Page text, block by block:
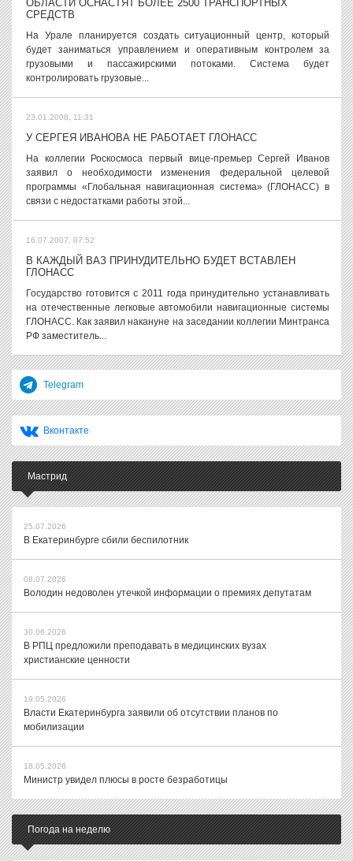
ОБЛАСТИ ОСНАСТЯТ БОЛЕЕ 2500 ТРАНСПОРТНЫХ
СРЕДСТВ
На Урале планируется создать ситуационный центр, который
будет заниматься управлением и оперативным контролем за
грузовыми и пассажирскими потоками. Система будет
контролировать грузовые...
23.01.2008, 11:31
У СЕРГЕЯ ИВАНОВА НЕ РАБОТАЕТ ГЛОНАСС
На коллегии Роскосмоса первый вице-премьер Сергей Иванов
заявил о необходимости изменения федеральной целевой
программы «Глобальная навигационная система» (ГЛОНАСС) в
связи с недостатками работы этой...
16.07.2007, 07:52
В КАЖДЫЙ ВАЗ ПРИНУДИТЕЛЬНО БУДЕТ ВСТАВЛЕН
ГЛОНАСС
Государство готовится с 2011 года принудительно устанавливать
на отечественные легковые автомобили навигационные системы
ГЛОНАСС. Как заявил накануне на заседании коллегии Минтранса
РФ заместитель...
Telegram
Вконтакте
Мастрид
25.07.2026
В Екатеринбурге сбили беспилотник
08.07.2026
Володин недоволен утечкой информации о премиях депутатам
30.06.2026
В РПЦ предложили преподавать в медицинских вузах
христианские ценности
19.05.2026
Власти Екатеринбурга заявили об отсутствии планов по
мобилизации
18.05.2026
Министр увидел плюсы в росте безработицы
Погода на неделю